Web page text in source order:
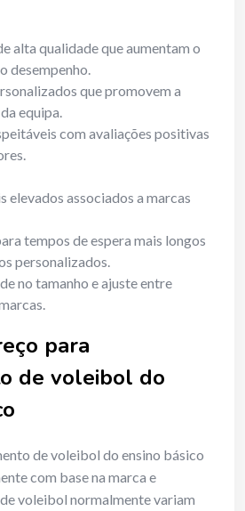
alta qualidade que aumentam o
desempenho.
que promovem a
equipa.
com avaliações positivas
elevados associados a marcas
tempos de espera mais longos
personalizados.
no tamanho e ajuste entre
para
de voleibol do
de voleibol do ensino básico
com base na marca e
voleibol normalmente variam